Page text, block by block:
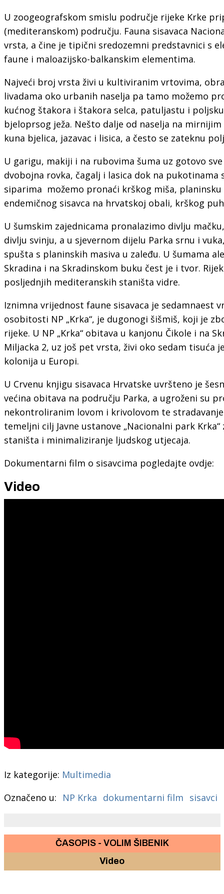
U zoogeografskom smislu područje rijeke Krke
(mediteranskom) području. Fauna sisavaca
vrsta, a čine je tipični sredozemni predstavnici s
faune i maloazijsko-balkanskim elementima.
Najveći broj vrsta živi u kultiviranim vrtovima,
livadama oko urbanih naselja pa tamo možemo
kućnog štakora i štakora selca, patuljastu i
bjeloprsog ježa. Nešto dalje od naselja na
kuna bjelica, jazavac i lisica, a često se zateknu
U garigu, makiji i na rubovima šuma uz gotovo
dvobojna rovka, čagalj i lasica dok na pukotinama
siparima možemo pronaći krškog miša,
endemičnog sisavca na hrvatskoj obali, krškog
U šumskim zajednicama pronalazimo divlju
divlju svinju, a u sjevernom dijelu Parka srnu i
spušta s planinskih masiva u zaleđu. U šumama
Skradina i na Skradinskom buku čest je i tvor.
posljednjih mediteranskih staništa vidre.
Iznimna vrijednost faune sisavaca je sedamnaest
osobitosti NP „Krka“, je dugonogi šišmiš, koji je
rijeke. U NP „Krka“ obitava u kanjonu Čikole i na
Miljacka 2, uz još pet vrsta, živi oko sedam tisuća
kolonija u Europi.
U Crvenu knjigu sisavaca Hrvatske uvršteno je
većina obitava na području Parka, a ugroženi su
nekontroliranim lovom i krivolovom te
temeljni cilj Javne ustanove „Nacionalni park
staništa i minimaliziranje ljudskog utjecaja.
Dokumentarni film o sisavcima pogledajte ovdje:
Video
Iz kategorije: Multimedia
Označeno u:
NP Krka dokumentarni film sisavci
ČASOPIS - VOLIM ŠIBENIK
Video